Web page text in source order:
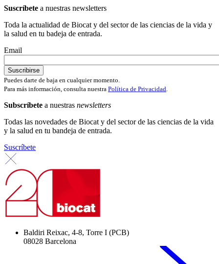
Suscríbete a nuestras newsletters
Toda la actualidad de Biocat y del sector de las ciencias de la vida y
la salud en tu badeja de entrada.
Email
Puedes darte de baja en cualquier momento.
Para más información, consulta nuestra Política de Privacidad.
Subscríbete a nuestras newsletters
Todas las novedades de Biocat y del sector de las ciencias de la vida
y la salud en tu bandeja de entrada.
Suscríbete
Baldiri Reixac, 4-8, Torre I (PCB)
08028 Barcelona